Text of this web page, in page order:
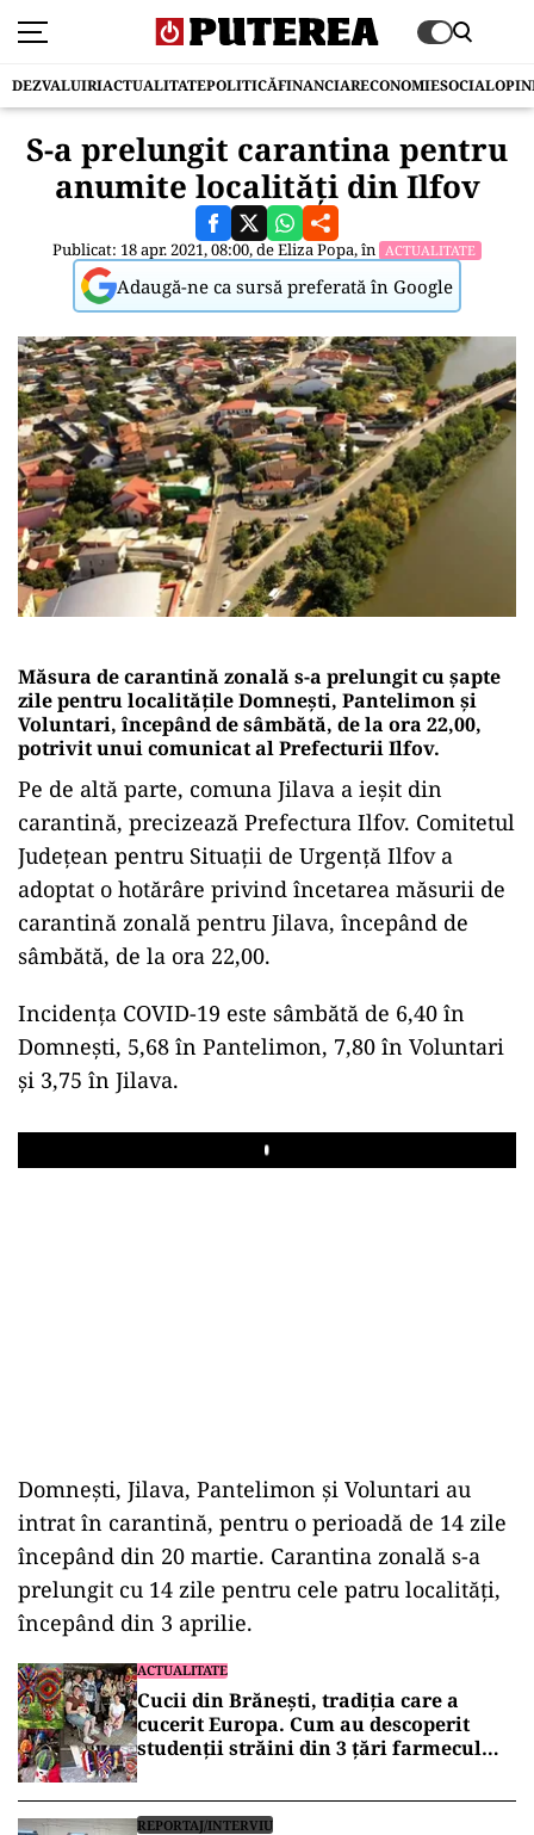
DEZVALUIRIACTUALITATEPOLITICĂFINANCIARECONOMIESOCIAL
S-a prelungit carantina pentru
anumite localități din Ilfov
Publicat: 18 apr. 2021, 08:00, deEliza Popa, în ACTUALITATE
Adaugă-ne ca sursă preferată în Google
Măsura de carantină zonală s-a prelungit cu şapte
zile pentru localităţile Domneşti, Pantelimon şi
Voluntari, începând de sâmbătă, de la ora 22,00,
potrivit unui comunicat al Prefecturii Ilfov.
Pe de altă parte, comuna Jilava a ieşit din
carantină, precizează Prefectura Ilfov. Comitetul
Judeţean pentru Situaţii de Urgenţă Ilfov a
adoptat o hotărâre privind încetarea măsurii de
carantină zonală pentru Jilava, începând de
sâmbătă, de la ora 22,00.
Incidenţa COVID-19 este sâmbătă de 6,40 în
Domneşti, 5,68 în Pantelimon, 7,80 în Voluntari
şi 3,75 în Jilava.
Play
Domneşti, Jilava, Pantelimon şi Voluntari au
intrat în carantină, pentru o perioadă de 14 zile
începând din 20 martie. Carantina zonală s-a
prelungit cu 14 zile pentru cele patru localităţi,
începând din 3 aprilie.
ACTUALITATE
Cucii din Brănești, tradiția care a
cucerit Europa. Cum au descoperit
studenții străini din 3 țări farmecul
REPORTAJ/INTERVIU